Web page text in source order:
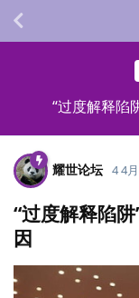
“过度解释陷
耀世论坛 4 4月
“过度解释陷
因